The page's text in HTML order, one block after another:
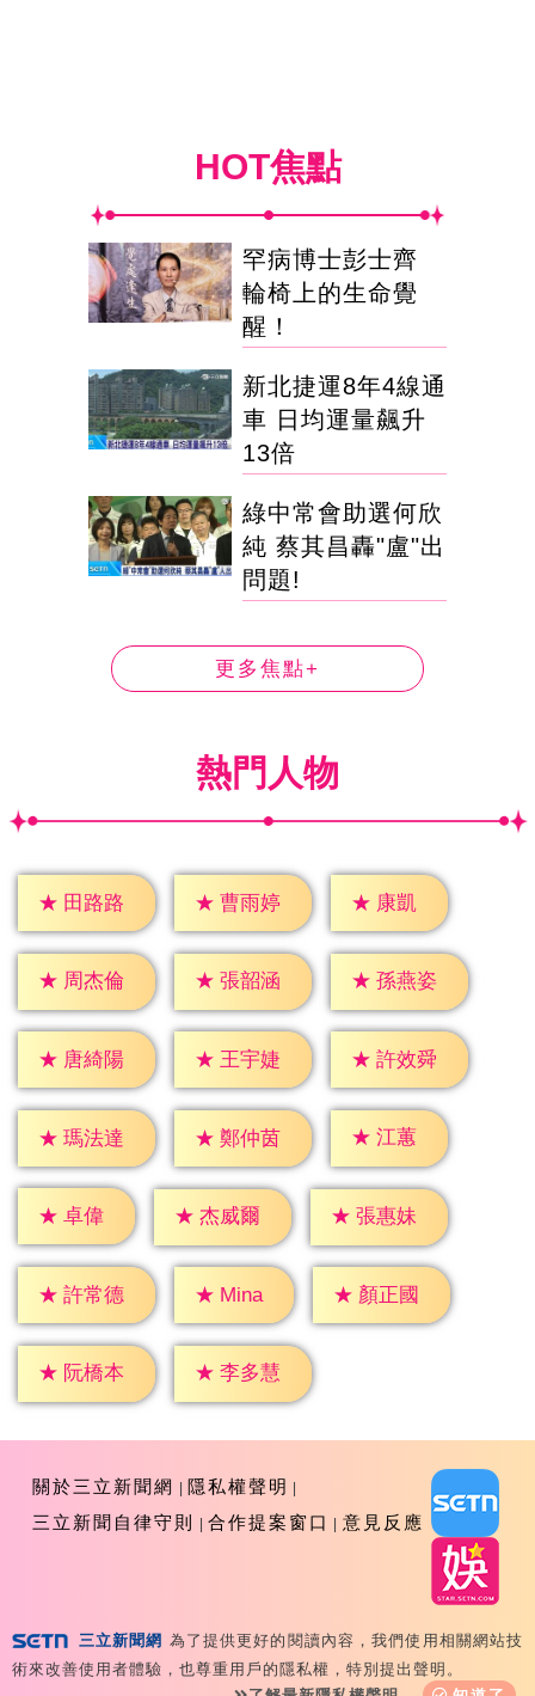
HOT焦點
罕病博士彭士齊
輪椅上的生命覺
醒！
新北捷運8年4線通
車 日均運量飆升
13倍
綠中常會助選何欣
純 蔡其昌轟"盧"出
問題!
更多焦點+
熱門人物
★ 田路路 ★ 曹雨婷 ★ 康凱
★ 周杰倫 ★ 張韶涵 ★ 孫燕姿
★ 唐綺陽 ★ 王宇婕 ★ 許效舜
★ 瑪法達 ★ 鄭仲茵 ★ 江蕙
★ 卓偉 ★ 杰威爾 ★ 張惠妹
★ 許常德 ★ Mina ★ 顏正國
★ 阮橋本 ★ 李多慧
關於三立新聞網
隱私權聲明
三立新聞自律守則
合作提案窗口 意見反應
Copyright ©2026 Sanlih E-Television All Rights
Reserved 版權所有 盜用必究 台北市內湖區舊宗路一段159
三立新聞網 為了提供更好的閱讀內容，我們使用相關網站技
術來改善使用者體驗，也尊重用戶的隱私權，特別提出聲明。